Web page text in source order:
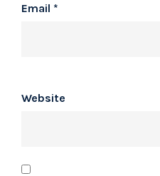
Email *
Website